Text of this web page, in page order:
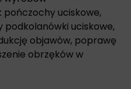
uciskowe,
uciskowe,
objawów, poprawę
obrzęków w